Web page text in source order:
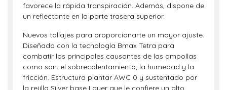
favorece la rápida transpiración. Además, dispone de
un reflectante en la parte trasera superior.
Nuevos tallajes para proporcionarte un mayor ajuste.
Diseñado con la tecnología Bmax Tetra para
combatir los principales causantes de las ampollas
como son: el sobrecalentamiento, la humedad y la
fricción. Estructura plantar AWC 0 y sustentado por
la rejilla Silver base Layer que le confiere un alto